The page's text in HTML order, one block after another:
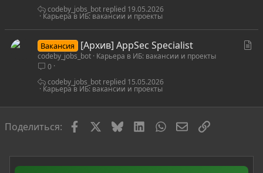
Карьера в ИБ: вакансии и проекты
19.05.2026
codeby_jobs_bot
я
Вакансия [Архив] AppSec Specialist
codeby_jobs_bot Карьера в ИБ: вакансии и проекты
0
Карьера в ИБ: вакансии и проекты
15.05.2026
codeby_jobs_bot
Поделиться: FacebookBlueskyLinkedInWhatsAppЭлектронная
Ссылка